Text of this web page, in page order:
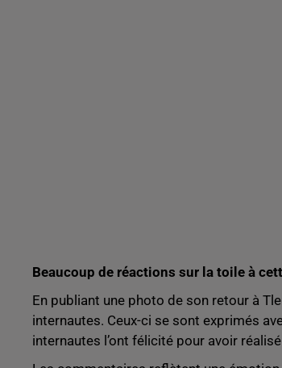
Beaucoup de réactions sur la toile à
En publiant une photo de son retour à
internautes. Ceux-ci se sont exprimés
internautes l’ont félicité pour avoir